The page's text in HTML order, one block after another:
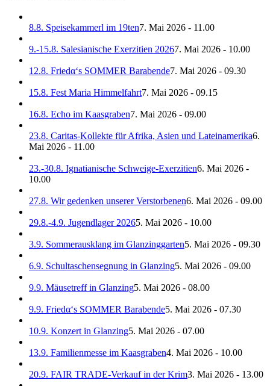
8.8. Speisekammerl im 19ten7. Mai 2026 - 11.00
9.-15.8. Salesianische Exerzitien 20267. Mai 2026 - 10.00
12.8. Friedα‘s SOMMER Barabende7. Mai 2026 - 09.30
15.8. Fest Maria Himmelfahrt7. Mai 2026 - 09.15
16.8. Echo im Kaasgraben7. Mai 2026 - 09.00
23.8. Caritas-Kollekte für Afrika, Asien und Lateinamerika6.
Mai 2026 - 11.00
23.-30.8. Ignatianische Schweige-Exerzitien6. Mai 2026 -
10.00
27.8. Wir gedenken unserer Verstorbenen6. Mai 2026 - 09.00
29.8.-4.9. Jugendlager 20265. Mai 2026 - 10.00
3.9. Sommerausklang im Glanzinggarten5. Mai 2026 - 09.30
6.9. Schultaschensegnung in Glanzing5. Mai 2026 - 09.00
9.9. Mäusetreff in Glanzing5. Mai 2026 - 08.00
9.9. Friedα‘s SOMMER Barabende5. Mai 2026 - 07.30
10.9. Konzert in Glanzing5. Mai 2026 - 07.00
13.9. Familienmesse im Kaasgraben4. Mai 2026 - 10.00
20.9. FAIR TRADE-Verkauf in der Krim3. Mai 2026 - 13.00